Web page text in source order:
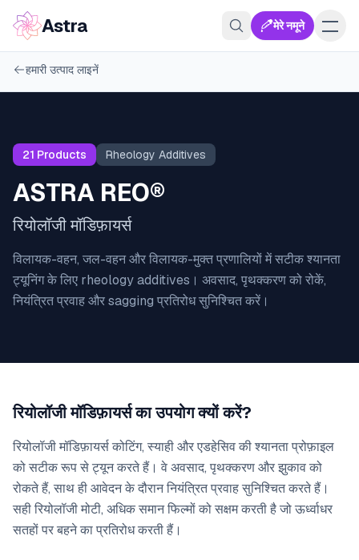
Astra मेरे नमूने
हमारी उत्पाद लाइनें
21 Products Rheology Additives
ASTRA REO®
रियोलॉजी मॉडिफ़ायर्स
विलायक-वहन, जल-वहन और विलायक-मुक्त प्रणालियों में सटीक श्यानता
ट्यूनिंग के लिए rheology additives। अवसाद, पृथक्करण को रोकें,
नियंत्रित प्रवाह और sagging प्रतिरोध सुनिश्चित करें।
रियोलॉजी मॉडिफ़ायर्स का उपयोग क्यों करें?
रियोलॉजी मॉडिफ़ायर्स कोटिंग, स्याही और एडहेसिव की श्यानता प्रोफ़ाइल
को सटीक रूप से ट्यून करते हैं। वे अवसाद, पृथक्करण और झुकाव को
रोकते हैं, साथ ही आवेदन के दौरान नियंत्रित प्रवाह सुनिश्चित करते हैं।
सही रियोलॉजी मोटी, अधिक समान फिल्मों को सक्षम करती है जो ऊर्ध्वाधर
सतहों पर बहने का प्रतिरोध करती हैं।